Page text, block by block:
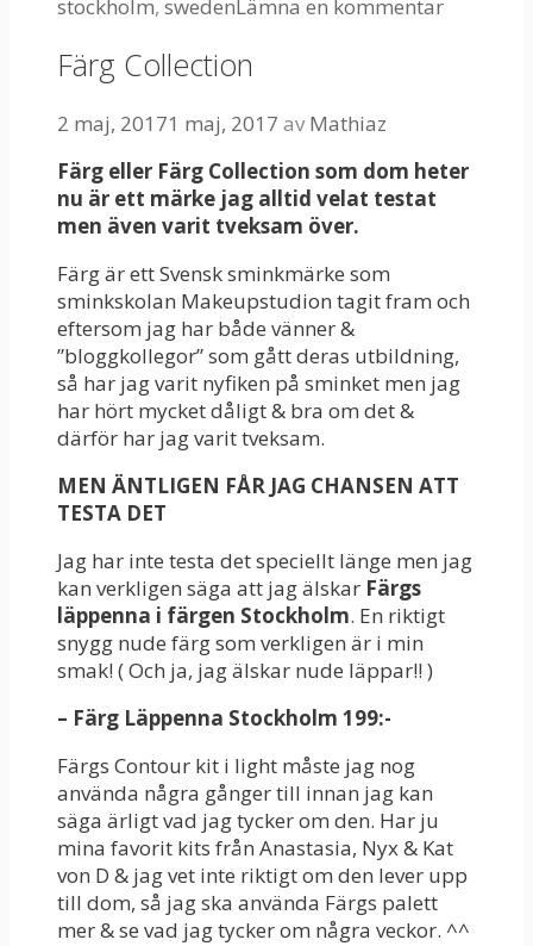
stockholm, swedenLämna en kommentar
Färg Collection
2 maj, 20171 maj, 2017 avMathiaz
Färg eller Färg Collection som dom heter
nu är ett märke jag alltid velat testat
men även varit tveksam över.
Färg är ett Svensk sminkmärke som
sminkskolan Makeupstudion tagit fram och
eftersom jag har både vänner &
”bloggkollegor” som gått deras utbildning,
så har jag varit nyfiken på sminket men jag
har hört mycket dåligt & bra om det &
därför har jag varit tveksam.
MEN ÄNTLIGEN FÅR JAG CHANSEN ATT
TESTA DET
Jag har inte testa det speciellt länge men jag
kan verkligen säga att jag älskar Färgs
läppenna i färgen Stockholm. En riktigt
snygg nude färg som verkligen är i min
smak! ( Och ja, jag älskar nude läppar!! )
– Färg Läppenna Stockholm 199:-
Färgs Contour kit i light måste jag nog
använda några gånger till innan jag kan
säga ärligt vad jag tycker om den. Har ju
mina favorit kits från Anastasia, Nyx & Kat
von D & jag vet inte riktigt om den lever upp
till dom, så jag ska använda Färgs palett
mer & se vad jag tycker om några veckor. ^^